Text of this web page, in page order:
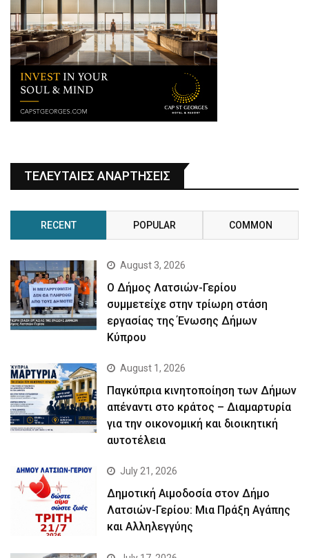
ΤΕΛΕΥΤΑΙΕΣ ΑΝΑΡΤΗΣΕΙΣ
RECENT POPULAR COMMON
August 3, 2026
Ο Δήμος Λατσιών-Γερίου
συμμετείχε στην τρίωρη στάση
εργασίας της Ένωσης Δήμων
Κύπρου
August 1, 2026
Παγκύπρια κινητοποίηση των Δήμων
απέναντι στο κράτος – Διαμαρτυρία
για την οικονομική και διοικητική
αυτοτέλεια
July 21, 2026
Δημοτική Αιμοδοσία στον Δήμο
Λατσιών-Γερίου: Μια Πράξη Αγάπης
και Αλληλεγγύης